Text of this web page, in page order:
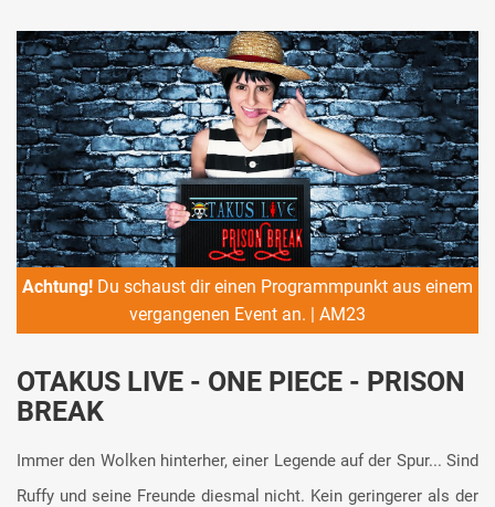
Achtung! Du schaust dir einen Programmpunkt aus einem
vergangenen Event an. | AM23
OTAKUS LIVE - ONE PIECE - PRISON
BREAK
Immer den Wolken hinterher, einer Legende auf der Spur... Sind
Ruffy und seine Freunde diesmal nicht. Kein geringerer als der